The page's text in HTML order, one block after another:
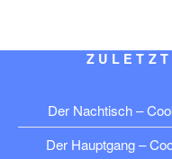
Der Nachtisch –
Der Hauptgang –